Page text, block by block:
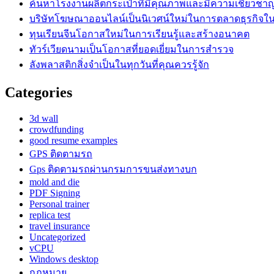
ค้นหาโรงงานผลิตกระเป๋าที่มีคุณภาพและมีความเชี่ยวชา
บริษัทโฆษณาออนไลน์เป็นนิเวศน์ใหม่ในการตลาดธุรกิจใ
ทุนเรียนจีนโอกาสใหม่ในการเรียนรู้และสร้างอนาคต
ทัวร์เวียดนามเป็นโอกาสที่ยอดเยี่ยมในการสำรวจ
ลังพลาสติกสิ่งจำเป็นในทุกวันที่คุณควรรู้จัก
Categories
3d wall
crowdfunding
good resume examples
GPS ติดตามรถ
Gps ติดตามรถผ่านกรมการขนส่งทางบก
mold and die
PDF Signing
Personal trainer
replica test
travel insurance
Uncategorized
vCPU
Windows desktop